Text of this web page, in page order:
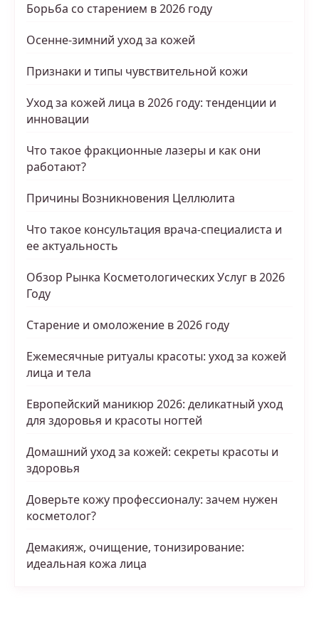
Борьба со старением в 2026 году
Осенне-зимний уход за кожей
Признаки и типы чувствительной кожи
Уход за кожей лица в 2026 году: тенденции и
инновации
Что такое фракционные лазеры и как они
работают?
Причины Возникновения Целлюлита
Что такое консультация врача-специалиста и
ее актуальность
Обзор Рынка Косметологических Услуг в 2026
Году
Старение и омоложение в 2026 году
Ежемесячные ритуалы красоты: уход за кожей
лица и тела
Европейский маникюр 2026: деликатный уход
для здоровья и красоты ногтей
Домашний уход за кожей: секреты красоты и
здоровья
Доверьте кожу профессионалу: зачем нужен
косметолог?
Демакияж, очищение, тонизирование:
идеальная кожа лица